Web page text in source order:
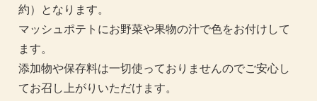
約）となります。
マッシュポテトにお野菜や果物の汁で色をお付けして
ます。
添加物や保存料は一切使っておりませんのでご安心し
てお召し上がりいただけます。